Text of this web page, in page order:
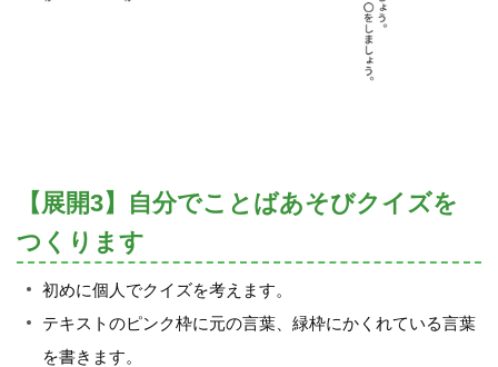
【展開3】自分でことばあそびクイズを
つくります
初めに個人でクイズを考えます。
テキストのピンク枠に元の言葉、緑枠にかくれている言葉
を書きます。